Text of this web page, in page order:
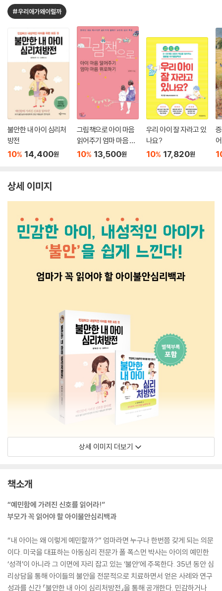
#우리애가왜이럴까
불안한 내 아이 심리처
방전
10% 14,400원
그림책으로 아이 마음
읽어주기 엄마 마음 위
로하기
10% 13,500원
우리 아이 잘 자라고 있
나요?
10% 17,820원
어
상세 이미지
상세 이미지 더보기
책소개
“예민함에 가려진 신호를 읽어라!”
부모가 꼭 읽어야 할 아이불안심리백과
“내 아이는 왜 이렇게 예민할까?” 엄마라면 누구나 한번쯤 갖게 되는 의문
이다. 미국을 대표하는 아동심리 전문가 폴 폭스먼 박사는 아이의 예민한
‘성격’이 아니라 그 이면에 자리 잡고 있는 ‘불안’에 주목한다. 35년 동안 심
리상담을 통해 아이들의 불안을 전문적으로 치료하면서 얻은 사례와 연구
성과를 신간 『불안한 내 아이 심리처방전』을 통해 공개한다. 민감하거나